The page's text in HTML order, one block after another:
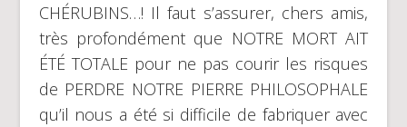
CHÉRUBINS…! Il faut s’assurer, chers amis,
très profondément que NOTRE MORT AIT
ÉTÉ TOTALE pour ne pas courir les risques
de PERDRE NOTRE PIERRE PHILOSOPHALE
qu’il nous a été si difficile de fabriquer avec